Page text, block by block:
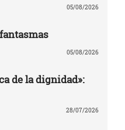
05/08/2026
05/08/2026
de la dignidad»:
28/07/2026